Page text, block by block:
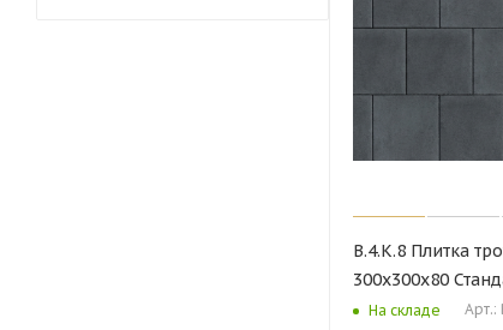
В.4.К.8 Плитка
300х300х80
На складе Арт.: